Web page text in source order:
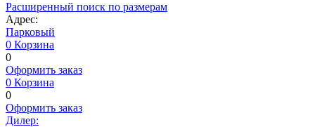
Расширенный поиск по размерам
Адрес:
Парковый
0 Корзина
0
Оформить заказ
0 Корзина
0
Оформить заказ
Дилер: